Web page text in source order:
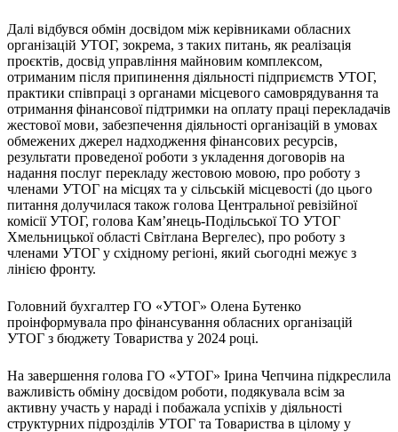
Тернопільська область
Харківська область
Херсонська область
Хмельницька область
Черкаська область
Чернівецька область
Чернігівська область
Особи відповідальні за контактування з
питань укладення договорів
Вивчаємо жестову мову
Дитяча сторінка
Новини про жестову мову
ЦУЖМ
Проєкт "Жестова мова для поліцейських"
Про шахрайські схеми
ВІКТОРИНА
Медична термінологія жестовою мовою
Далі відбувся обмін досвідом між керівниками обласних
організацій УТОГ, зокрема, з таких питань, як реалізація
проєктів, досвід управління майновим комплексом,
отриманим після припинення діяльності підприємств УТОГ,
практики співпраці з органами місцевого самоврядування та
отримання фінансової підтримки на оплату праці перекладачів
жестової мови, забезпечення діяльності організацій в умовах
обмежених джерел надходження фінансових pecypciв,
результати проведеної роботи з укладення договорів на
надання послуг перекладу жестовою мовою, про роботу з
членами УТОГ на місцяx та у сільській місцевості (до цього
питання долучилася також голова Центральної ревізійної
комісії УТОГ, голова Кам’янець-Подільської ТО УТОГ
Хмельницької області Світлана Вергелес), про роботу з
членами УТОГ у східному peгіоні, який сьогодні межує з
лінією фронту.
Головний бухгалтер ГО «УТОГ» Олена Бутенко
проінформувала про фінансування обласних організацій
УТОГ з бюджету Товариства у 2024 році.
На завершення голова ГО «УТОГ» Ірина Чепчина підкреслила
важливість обміну досвідом роботи, подякувала всім за
активну участь у нараді і побажала успіхів у діяльності
структурних підрозділів УТОГ та Товариства в цілому у